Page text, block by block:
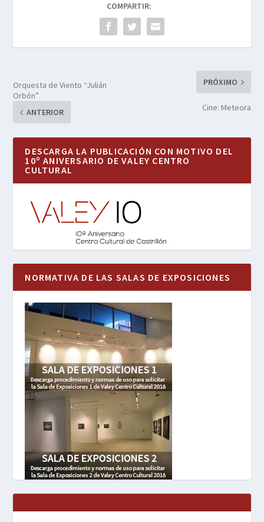
COMPARTIR:
Orquesta de Viento “Julián
Orbón”
ANTERIOR
PRÓXIMO
Cine: Meteora
DESCARGA LA PUBLICACIÓN CON MOTIVO DEL
10º ANIVERSARIO DE VALEY CENTRO
CULTURAL
NORMATIVA DE LAS SALAS DE EXPOSICIONES